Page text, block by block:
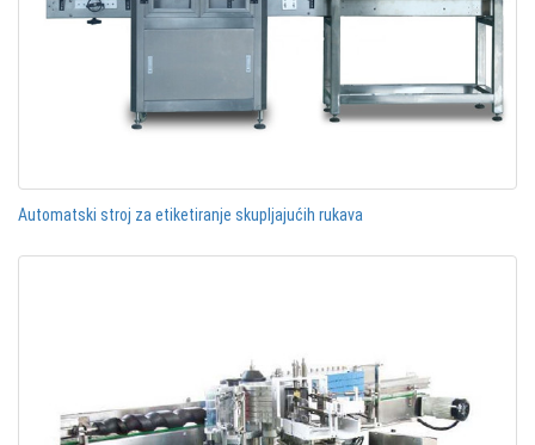
Automatski stroj za etiketiranje skupljajućih rukava